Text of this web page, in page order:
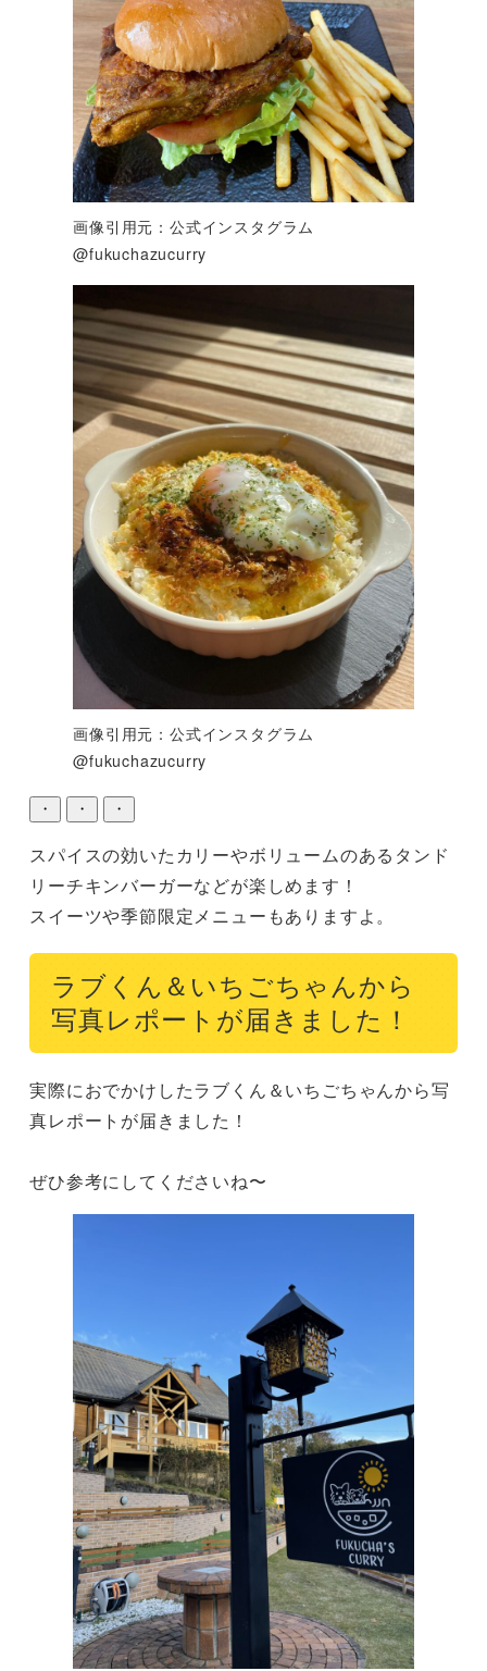
画像引用元：公式インスタグラム
@fukuchazucurry
画像引用元：公式インスタグラム
@fukuchazucurry
・ ・ ・
スパイスの効いたカリーやボリュームのあるタンド
リーチキンバーガーなどが楽しめます！
スイーツや季節限定メニューもありますよ。
ラブくん＆いちごちゃんから
写真レポートが届きました！
実際におでかけしたラブくん＆いちごちゃんから写
真レポートが届きました！
ぜひ参考にしてくださいね〜